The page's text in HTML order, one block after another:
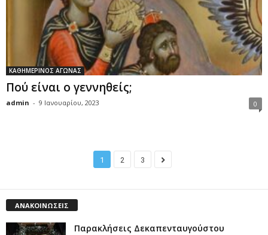
ΚΑΘΗΜΕΡΙΝΟΣ ΑΓΩΝΑΣ
Πού είναι ο γεννηθείς;
admin - 9 Ιανουαρίου, 2023 0
1 2 3
ΑΝΑΚΟΙΝΩΣΕΙΣ
Παρακλήσεις Δεκαπενταυγούστου